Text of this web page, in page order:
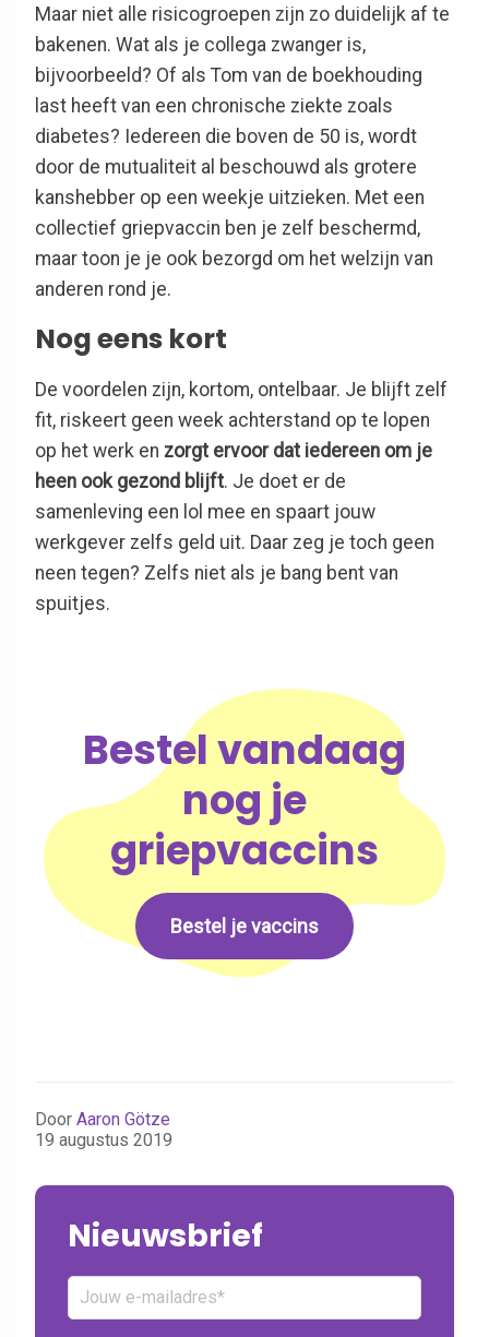
Maar niet alle risicogroepen zijn zo duidelijk af te
bakenen. Wat als je collega zwanger is,
bijvoorbeeld? Of als Tom van de boekhouding
last heeft van een chronische ziekte zoals
diabetes? Iedereen die boven de 50 is, wordt
door de mutualiteit al beschouwd als grotere
kanshebber op een weekje uitzieken. Met een
collectief griepvaccin ben je zelf beschermd,
maar toon je je ook bezorgd om het welzijn van
anderen rond je.
Nog eens kort
De voordelen zijn, kortom, ontelbaar. Je blijft zelf
fit, riskeert geen week achterstand op te lopen
op het werk en zorgt ervoor dat iedereen om je
heen ook gezond blijft. Je doet er de
samenleving een lol mee en spaart jouw
werkgever zelfs geld uit. Daar zeg je toch geen
neen tegen? Zelfs niet als je bang bent van
spuitjes.
Bestel vandaag
nog je
griepvaccins
Bestel je vaccins
Door Aaron Götze
19 augustus 2019
Nieuwsbrief